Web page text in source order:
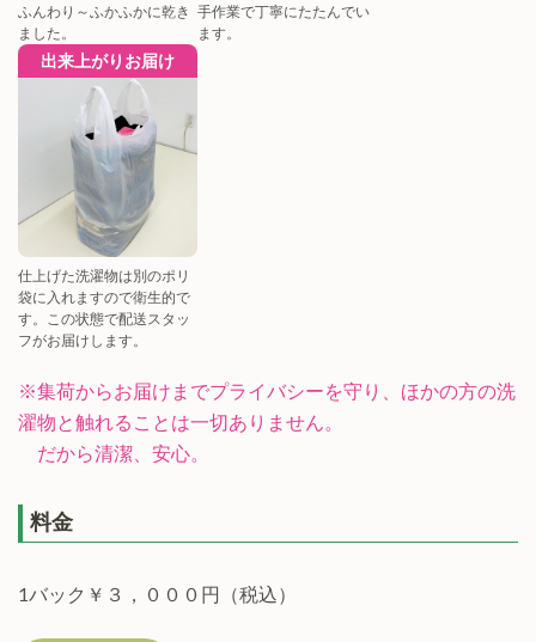
ふんわり～ふかふかに乾き
ました。
手作業で丁寧にたたんでい
ます。
出来上がりお届け
仕上げた洗濯物は別のポリ
袋に入れますので衛生的で
す。この状態で配送スタッ
フがお届けします。
※集荷からお届けまでプライバシーを守り、ほかの方の洗
濯物と触れることは一切ありません。
だから清潔、安心。
料金
1バック￥３，０００円（税込）